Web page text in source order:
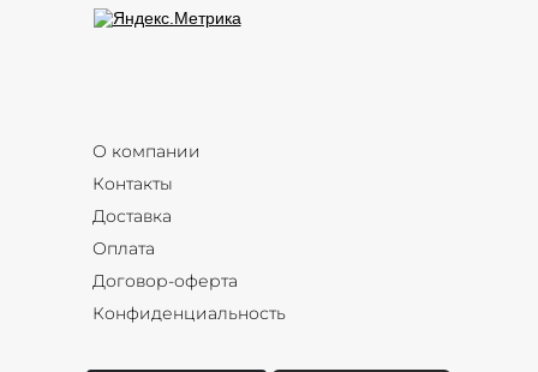
О компании
Контакты
Доставка
Оплата
Договор-оферта
Конфиденциальность